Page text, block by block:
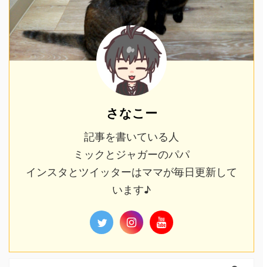
さなこー
記事を書いている人
ミックとジャガーのパパ
インスタとツイッターはママが毎日更新して
います♪